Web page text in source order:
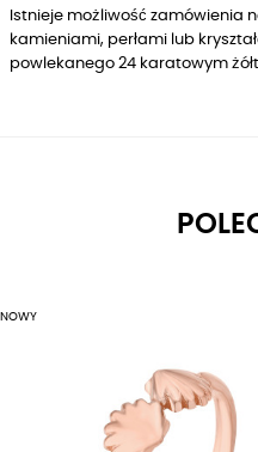
Istnieje możliwość zamówienia
kamieniami, perłami lub
powlekanego 24 karatowym
NOWY